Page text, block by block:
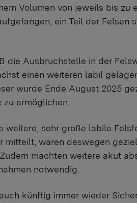
Volumen von jeweils bis zu
ein Teil der Felsen
die Ausbruchstelle in der
einen weiteren labil
wurde Ende August 2025
ermöglichen.
sehr große labile
mitteilt, waren deswegen
machten weitere akut
notwendig.
künftig immer wieder